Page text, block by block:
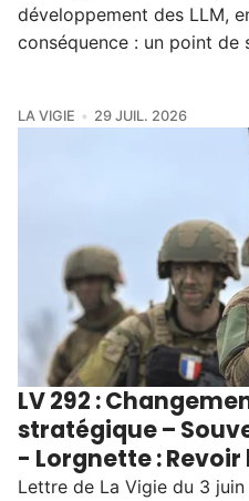
développement des LLM,
conséquence : un point de
LA VIGIE 29 JUIL. 2026
LV 292 :
stratégique –
- Lorgnette : Revoir
Lettre de La Vigie du 3